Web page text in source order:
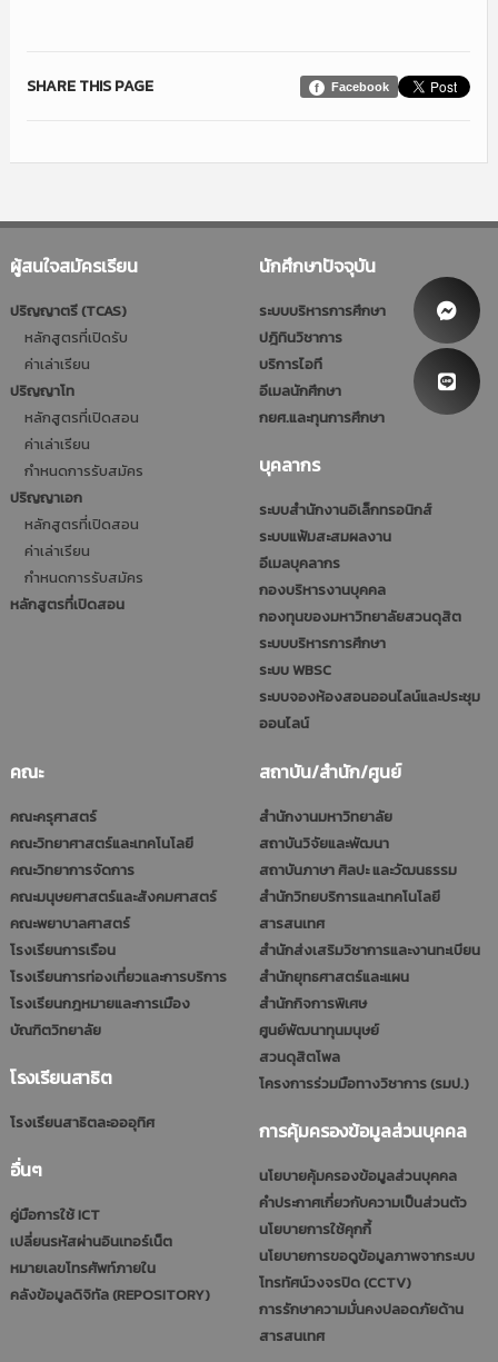
Facebook
SHARE THIS PAGE
ผู้สนใจสมัครเรียน
ปริญญาตรี (TCAS)
หลักสูตรที่เปิดรับ
ค่าเล่าเรียน
ปริญญาโท
หลักสูตรที่เปิดสอน
ค่าเล่าเรียน
กำหนดการรับสมัคร
ปริญญาเอก
หลักสูตรที่เปิดสอน
ค่าเล่าเรียน
กำหนดการรับสมัคร
หลักสูตรที่เปิดสอน
นักศึกษาปัจจุบัน
ระบบบริหารการศึกษา
ปฎิทินวิชาการ
บริการไอที
อีเมลนักศึกษา
กยศ.และทุนการศึกษา
บุคลากร
ระบบสำนักงานอิเล็กทรอนิกส์
ระบบแฟ้มสะสมผลงาน
อีเมลบุคลากร
กองบริหารงานบุคคล
กองทุนของมหาวิทยาลัยสวนดุสิต
ระบบบริหารการศึกษา
ระบบ WBSC
ระบบจองห้องสอนออนไลน์และประชุม
ออนไลน์
คณะ
คณะครุศาสตร์
คณะวิทยาศาสตร์และเทคโนโลยี
คณะวิทยาการจัดการ
คณะมนุษยศาสตร์และสังคมศาสตร์
คณะพยาบาลศาสตร์
โรงเรียนการเรือน
โรงเรียนการท่องเที่ยวและการบริการ
โรงเรียนกฎหมายและการเมือง
บัณฑิตวิทยาลัย
โรงเรียนสาธิต
โรงเรียนสาธิตละอออุทิศ
อื่นๆ
คู่มือการใช้ ICT
เปลี่ยนรหัสผ่านอินเทอร์เน็ต
หมายเลขโทรศัพท์ภายใน
คลังข้อมูลดิจิทัล (REPOSITORY)
สถาบัน/สำนัก/ศูนย์
สำนักงานมหาวิทยาลัย
สถาบันวิจัยและพัฒนา
สถาบันภาษา ศิลปะ และวัฒนธรรม
สำนักวิทยบริการและเทคโนโลยี
สารสนเทศ
สำนักส่งเสริมวิชาการและงานทะเบียน
สำนักยุทธศาสตร์และแผน
สำนักกิจการพิเศษ
ศูนย์พัฒนาทุนมนุษย์
สวนดุสิตโพล
โครงการร่วมมือทางวิชาการ (รมป.)
การคุ้มครองข้อมูลส่วนบุคคล
นโยบายคุ้มครองข้อมูลส่วนบุคคล
คำประกาศเกี่ยวกับความเป็นส่วนตัว
นโยบายการใช้คุกกี้
นโยบายการขอดูข้อมูลภาพจากระบบ
โทรทัศน์วงจรปิด (CCTV)
การรักษาความมั่นคงปลอดภัยด้าน
สารสนเทศ